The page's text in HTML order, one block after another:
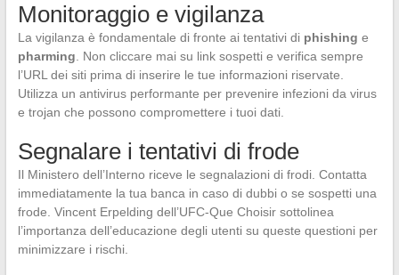
Monitoraggio e vigilanza
La vigilanza è fondamentale di fronte ai tentativi di phishing e
pharming . Non cliccare mai su link sospetti e verifica sempre
l’URL dei siti prima di inserire le tue informazioni riservate.
Utilizza un antivirus performante per prevenire infezioni da virus
e trojan che possono compromettere i tuoi dati.
Segnalare i tentativi di frode
Il Ministero dell’Interno riceve le segnalazioni di frodi. Contatta
immediatamente la tua banca in caso di dubbi o se sospetti una
frode. Vincent Erpelding dell’UFC-Que Choisir sottolinea
l’importanza dell’educazione degli utenti su queste questioni per
minimizzare i rischi.